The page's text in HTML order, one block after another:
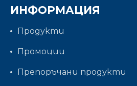
ИНФОРМАЦИЯ
Продукти
Промоции
Препоръчани продукти